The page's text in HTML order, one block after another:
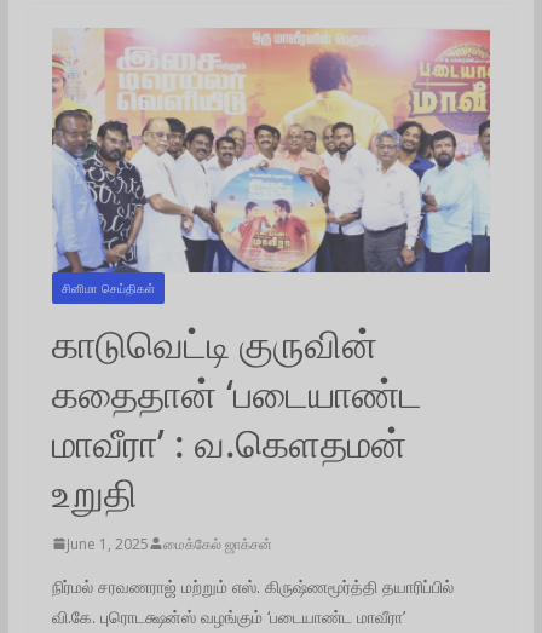
சினிமா செய்திகள்
காடுவெட்டி குருவின்
கதைதான் ‘படையாண்ட
மாவீரா’ : வ.கெளதமன்
உறுதி
June 1, 2025 மைக்கேல் ஜாக்சன்
நிர்மல் சரவணராஜ் மற்றும் எஸ். கிருஷ்ணமூர்த்தி தயாரிப்பில்
வி.கே. புரொடக்ஷன்ஸ் வழங்கும் ‘படையாண்ட மாவீரா’